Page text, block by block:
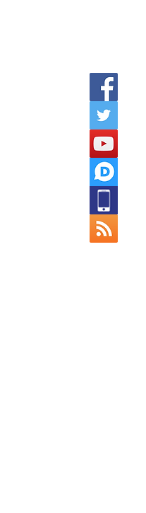
Není CT jako CT a
není MRI jako MRI